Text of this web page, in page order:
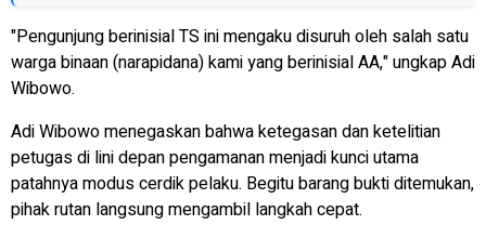
"Pengunjung berinisial TS ini mengaku disuruh oleh salah satu
warga binaan (narapidana) kami yang berinisial AA," ungkap Adi
Wibowo.
Adi Wibowo menegaskan bahwa ketegasan dan ketelitian
petugas di lini depan pengamanan menjadi kunci utama
patahnya modus cerdik pelaku. Begitu barang bukti ditemukan,
pihak rutan langsung mengambil langkah cepat.